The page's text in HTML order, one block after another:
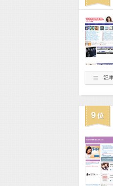
9